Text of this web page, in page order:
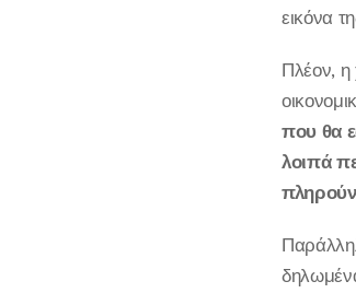
εικόνα
Πλέον, η
που θα
λοιπά
πληρούν